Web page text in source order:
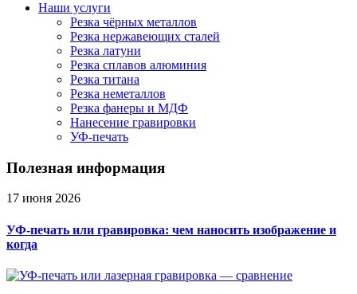
Наши услуги
Резка чёрных металлов
Резка нержавеющих сталей
Резка латуни
Резка сплавов алюминия
Резка титана
Резка неметаллов
Резка фанеры и МДФ
Нанесение гравировки
УФ-печать
Полезная информация
17 июня 2026
УФ-печать или гравировка: чем наносить изображение и
когда